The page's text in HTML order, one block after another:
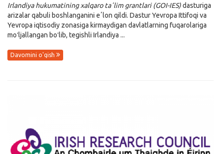
Irlandiya hukumatining xalqaro taʼlim grantlari (GOI-IES)dasturiga
arizalar qabuli boshlanganini eʼlon qildi. Dastur Yevropa Ittifoqi va
Yevropa iqtisodiy zonasiga kirmaydigan davlatlarning fuqarolariga
moʻljallangan boʻlib, tegishli Irlandiya ...
Davomini o'qish